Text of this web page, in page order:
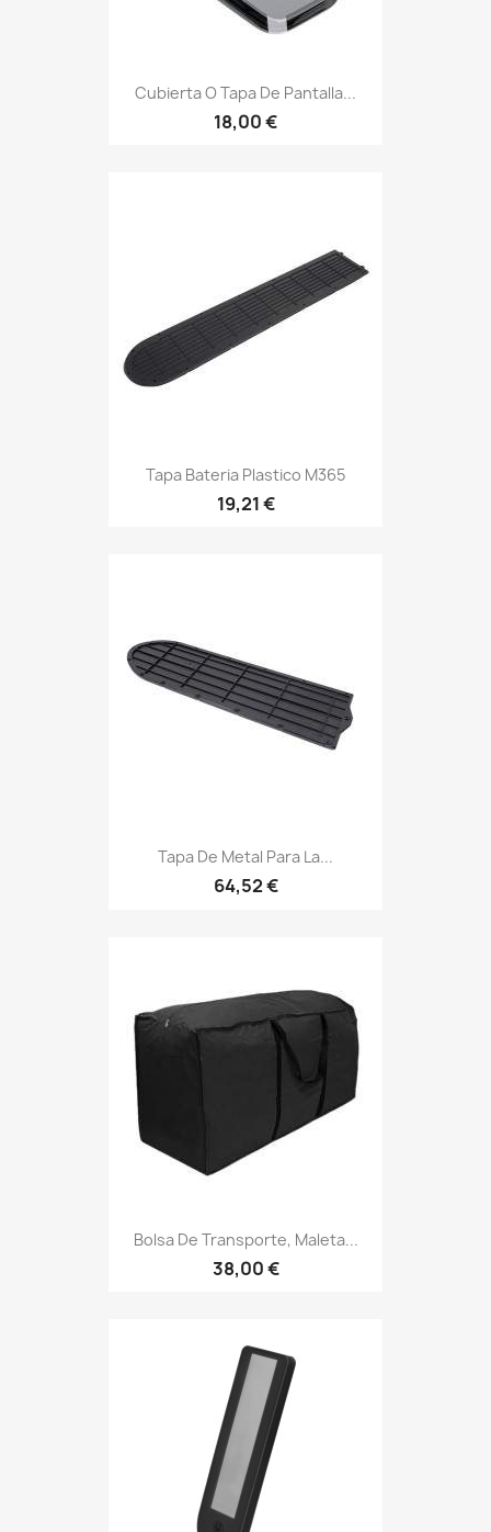
Cubierta O Tapa De Pantalla...
18,00 €
Tapa Bateria Plastico M365
19,21 €
Tapa De Metal Para La...
64,52 €
Bolsa De Transporte, Maleta...
38,00 €